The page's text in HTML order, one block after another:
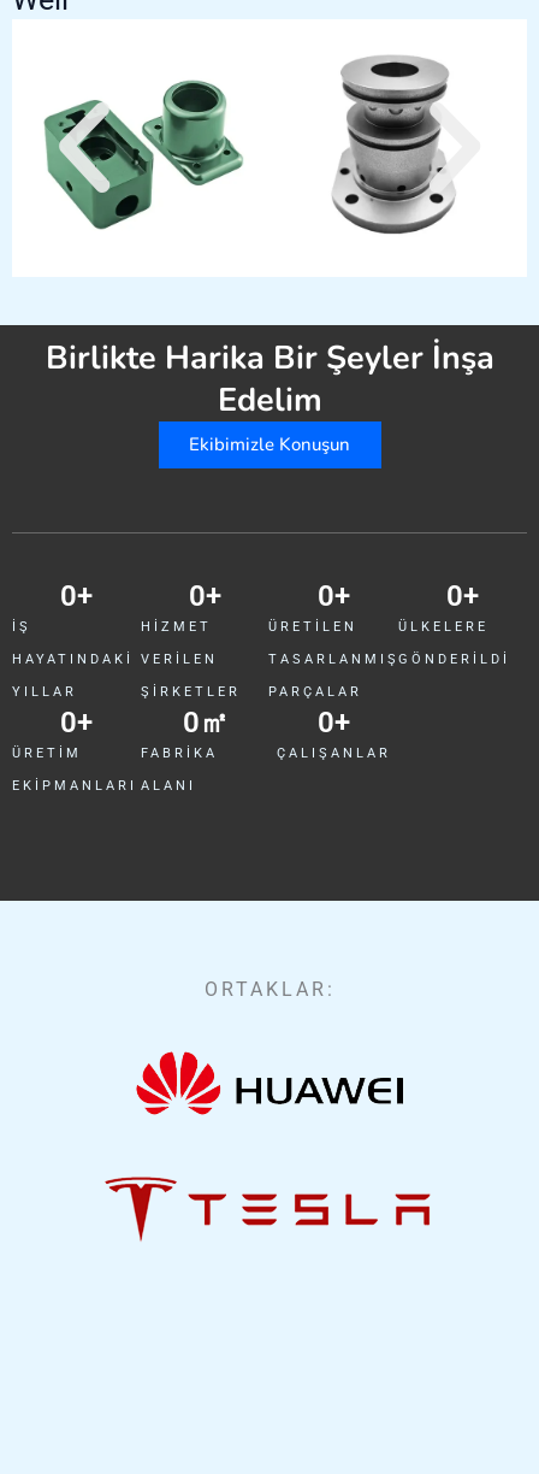
Birlikte Harika Bir Şeyler İnşa
Edelim
Ekibimizle Konuşun
İŞ
HAYATINDAKI
YILLAR
0+
ÜRETIM
EKIPMANLARI
0+
HIZMET
VERILEN
ŞIRKETLER
0+
FABRIKA
ALANI
0㎡
ÜRETILEN
TASARLANMIŞ
PARÇALAR
0+
ÇALIŞANLAR
0+
ÜLKELERE
GÖNDERILDI
0+
ORTAKLAR: